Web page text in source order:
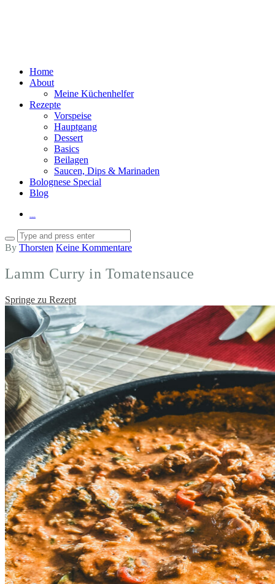
Home
About
Meine Küchenhelfer
Rezepte
Vorspeise
Hauptgang
Dessert
Basics
Beilagen
Saucen, Dips & Marinaden
Bolognese Special
Blog
By Thorsten Keine Kommentare
Lamm Curry in Tomatensauce
Springe zu Rezept